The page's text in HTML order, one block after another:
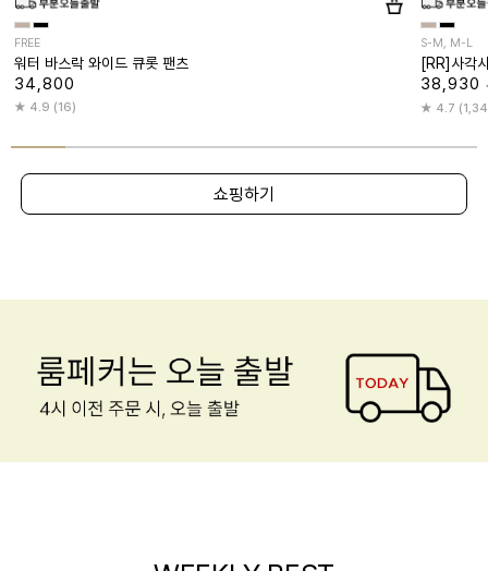
FREE
워터 바스락 와이드 큐롯 팬츠
34,800
4.9 (16)
S-M, M-L
[RR]사각
38,930
4.7
쇼핑하기